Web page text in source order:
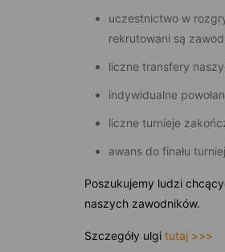
uczestnictwo w
rekrutowani są
liczne transfery
indywidualne
liczne turnieje
awans do finału
Poszukujemy ludzi
naszych zawodników.
Szczegóły ulgi tutaj >>>